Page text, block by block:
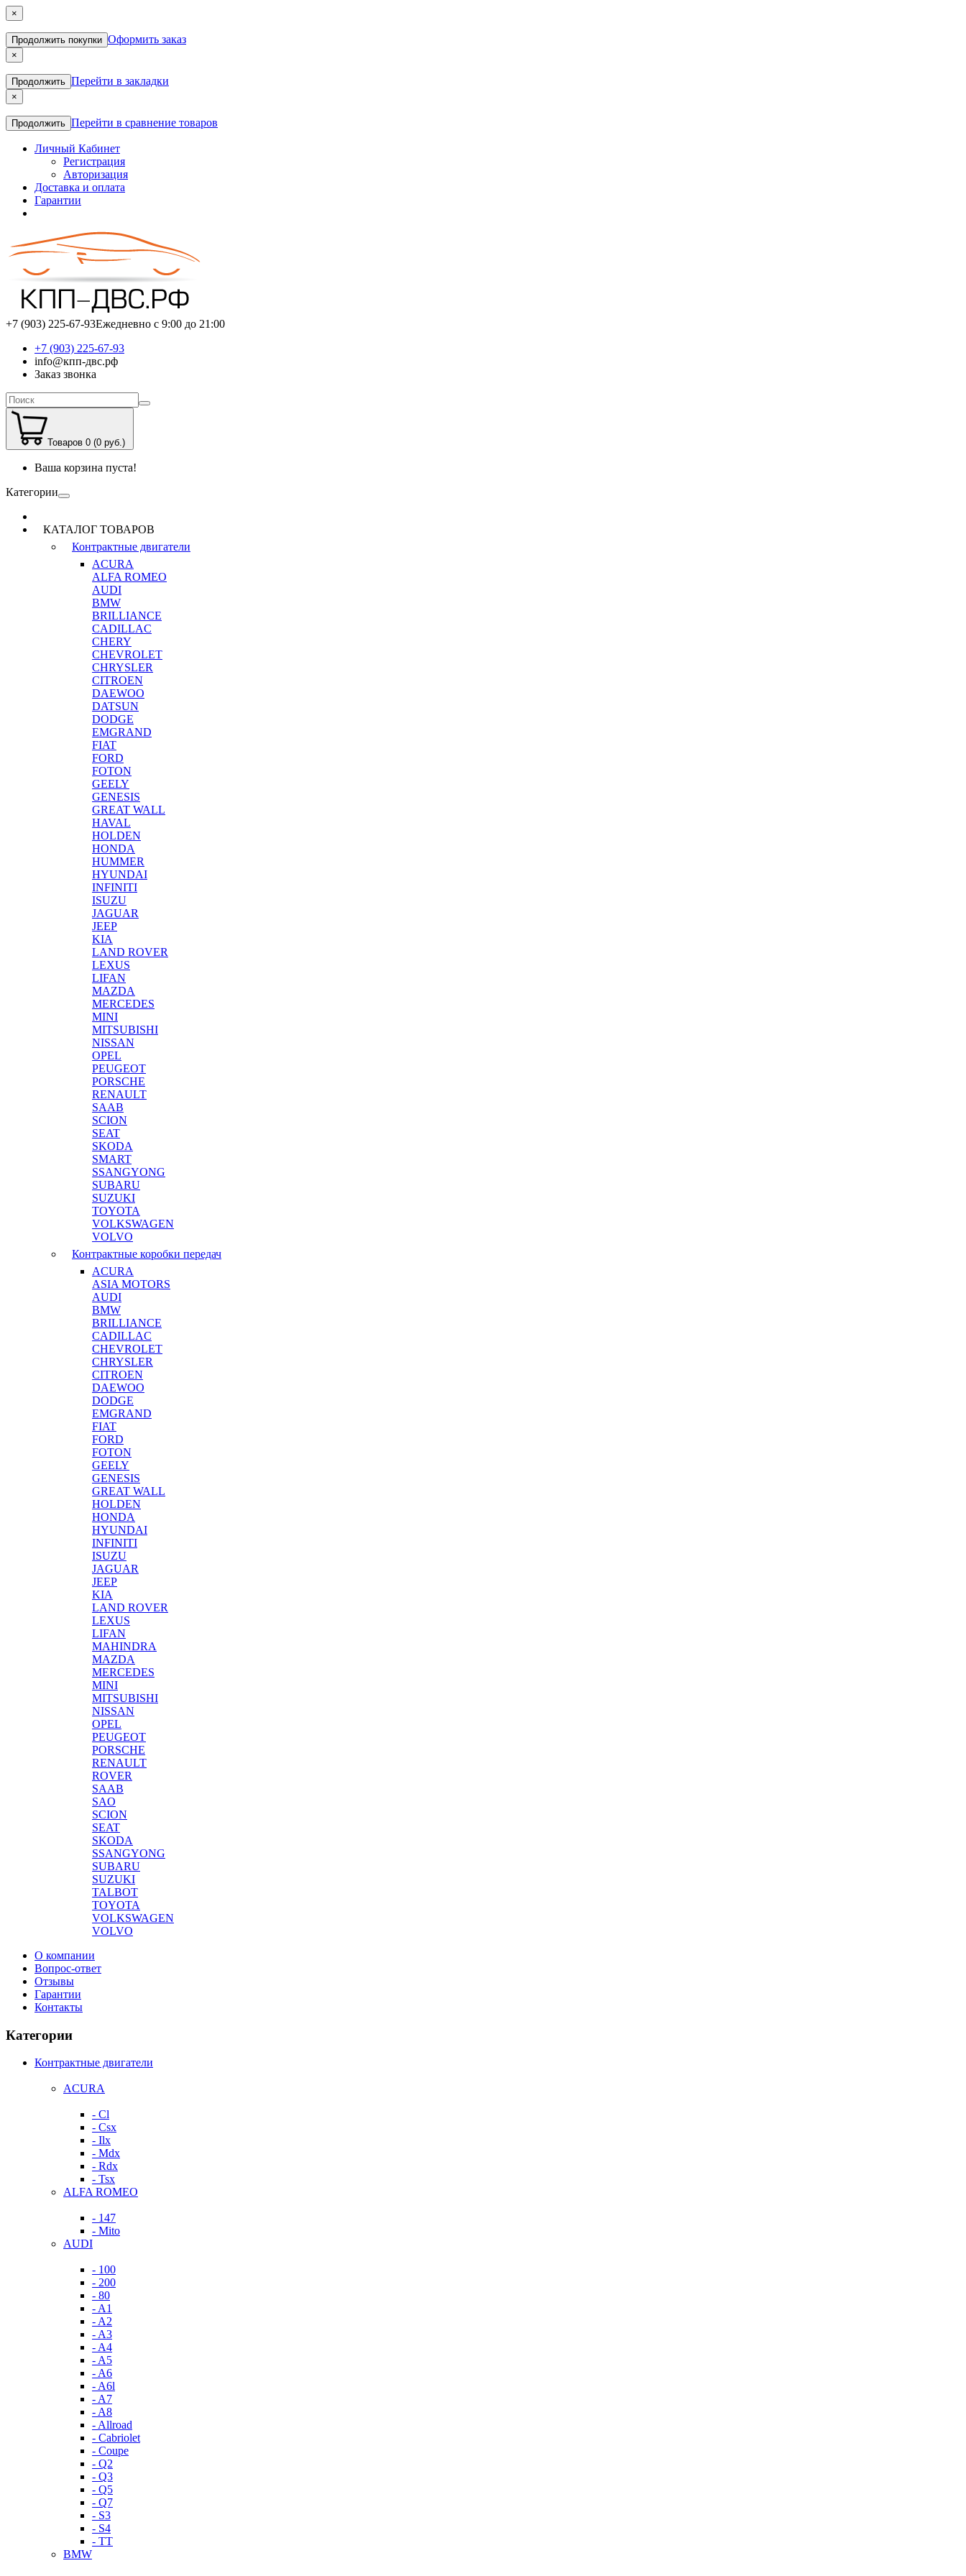
×
Продолжить покупки Оформить заказ
×
Продолжить Перейти в закладки
×
Продолжить Перейти в сравнение товаров
Личный Кабинет
Регистрация
Авторизация
Доставка и оплата
Гарантии
+7 (903) 225-67-93Ежедневно с 9:00 до 21:00
+7 (903) 225-67-93
info@кпп-двс.рф
Заказ звонка
Товаров 0 (0 руб.)
Ваша корзина пуста!
Категории
КАТАЛОГ ТОВАРОВ
Контрактные двигатели
ACURA
ALFA ROMEO
AUDI
BMW
BRILLIANCE
CADILLAC
CHERY
CHEVROLET
CHRYSLER
CITROEN
DAEWOO
DATSUN
DODGE
EMGRAND
FIAT
FORD
FOTON
GEELY
GENESIS
GREAT WALL
HAVAL
HOLDEN
HONDA
HUMMER
HYUNDAI
INFINITI
ISUZU
JAGUAR
JEEP
KIA
LAND ROVER
LEXUS
LIFAN
MAZDA
MERCEDES
MINI
MITSUBISHI
NISSAN
OPEL
PEUGEOT
PORSCHE
RENAULT
SAAB
SCION
SEAT
SKODA
SMART
SSANGYONG
SUBARU
SUZUKI
TOYOTA
VOLKSWAGEN
VOLVO
Контрактные коробки передач
ACURA
ASIA MOTORS
AUDI
BMW
BRILLIANCE
CADILLAC
CHEVROLET
CHRYSLER
CITROEN
DAEWOO
DODGE
EMGRAND
FIAT
FORD
FOTON
GEELY
GENESIS
GREAT WALL
HOLDEN
HONDA
HYUNDAI
INFINITI
ISUZU
JAGUAR
JEEP
KIA
LAND ROVER
LEXUS
LIFAN
MAHINDRA
MAZDA
MERCEDES
MINI
MITSUBISHI
NISSAN
OPEL
PEUGEOT
PORSCHE
RENAULT
ROVER
SAAB
SAO
SCION
SEAT
SKODA
SSANGYONG
SUBARU
SUZUKI
TALBOT
TOYOTA
VOLKSWAGEN
VOLVO
О компании
Вопрос-ответ
Отзывы
Гарантии
Контакты
Категории
Контрактные двигатели
ACURA
- Cl
- Csx
- Ilx
- Mdx
- Rdx
- Tsx
ALFA ROMEO
- 147
- Mito
AUDI
- 100
- 200
- 80
- A1
- A2
- A3
- A4
- A5
- A6
- A6l
- A7
- A8
- Allroad
- Cabriolet
- Coupe
- Q2
- Q3
- Q5
- Q7
- S3
- S4
- TT
BMW